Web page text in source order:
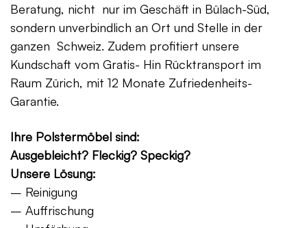
Beratung, nicht nur im Geschäft in Bülach-Süd,
sondern unverbindlich an Ort und Stelle in der
ganzen Schweiz. Zudem profitiert unsere
Kundschaft vom Gratis- Hin Rücktransport im
Raum Zürich, mit 12 Monate Zufriedenheits-
Garantie.
Ihre Polstermöbel sind:
Ausgebleicht? Fleckig? Speckig?
Unsere Lösung:
– Reinigung
– Auffrischung